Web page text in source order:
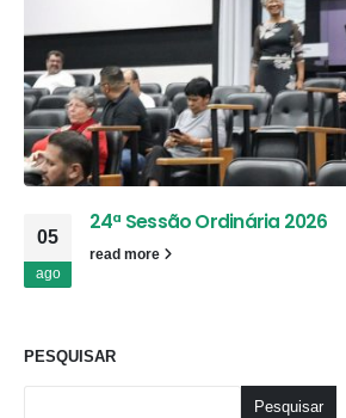
05
ago
24ª Sessão Ordinária 2026
read more
PESQUISAR
Pesquisar